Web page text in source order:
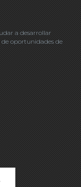
a desarrollar
de oportunidades de